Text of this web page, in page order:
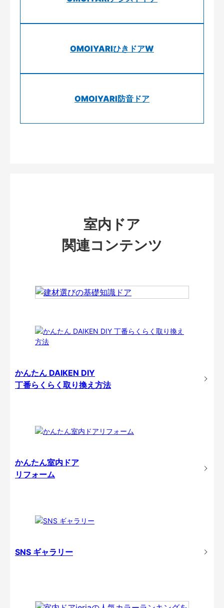
OMOIYARIひきドアW
OMOIYARI防音ドア
室内ドア
関連コンテンツ
かんたん DAIKEN DIY
丁番らくらく取り換え方法
かんたん室内ドア
リフォーム
SNS ギャラリー